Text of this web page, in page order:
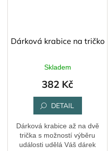
Dárková krabice na tričko
Skladem
382 Kč
DETAIL
Dárková krabice až na dvě
trička s možností výběru
události udělá Váš dárek